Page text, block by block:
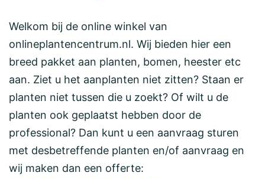
Welkom bij de online winkel van
onlineplantencentrum.nl. Wij bieden hier een
breed pakket aan planten, bomen, heester etc
aan. Ziet u het aanplanten niet zitten? Staan er
planten niet tussen die u zoekt? Of wilt u de
planten ook geplaatst hebben door de
professional? Dan kunt u een aanvraag sturen
met desbetreffende planten en/of aanvraag en
wij maken dan een offerte: